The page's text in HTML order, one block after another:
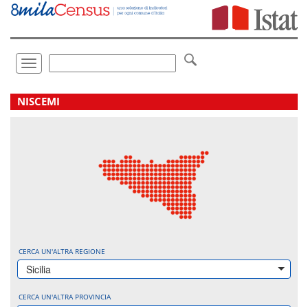
Vai
direttamente
Toggle
navigation
.
NISCEMI
CERCA UN'ALTRA REGIONE
Sicilia
CERCA UN'ALTRA PROVINCIA